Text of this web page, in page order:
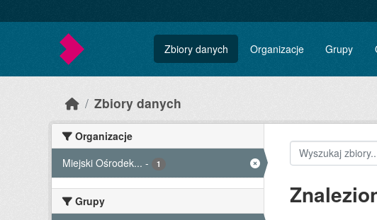
Zbiory danych Organizacje Grupy
Zbiory danych
Organizacje
Miejski Ośrodek... - 1
Grupy